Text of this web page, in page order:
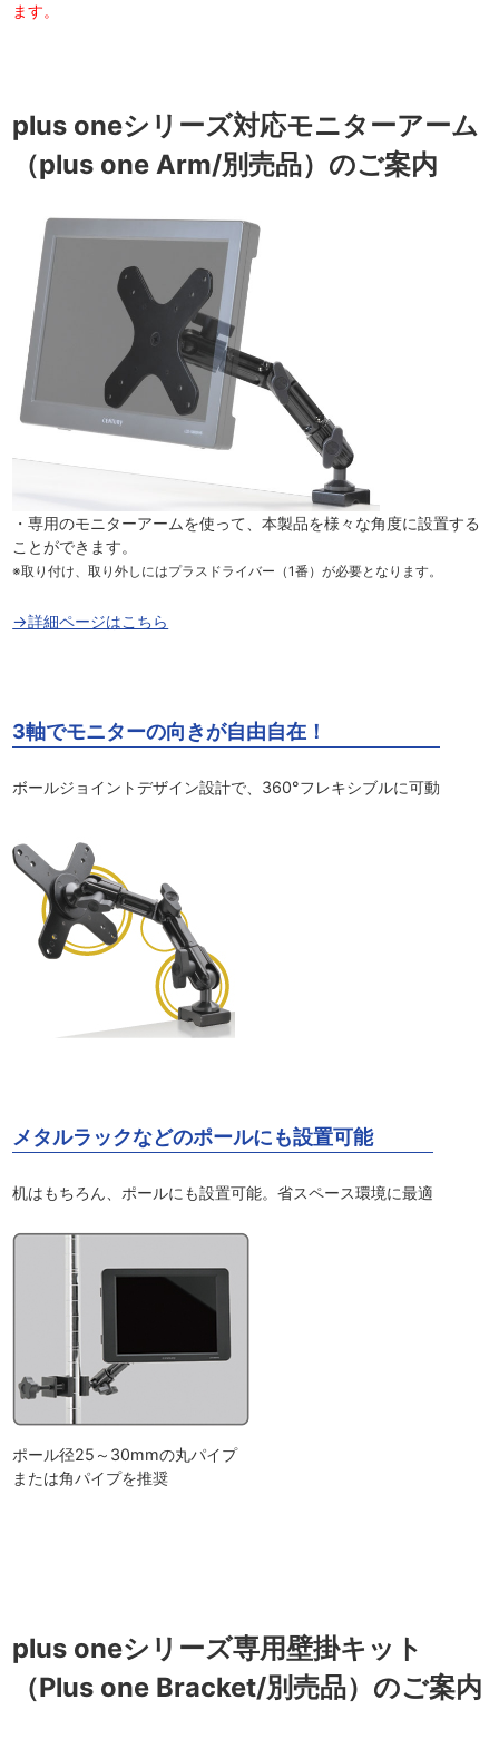
ます。
plus oneシリーズ対応モニターアーム
（plus one Arm/別売品）のご案内
・専用のモニターアームを使って、本製品を様々な角度に設置する
ことができます。
※取り付け、取り外しにはプラスドライバー（1番）が必要となります。
→詳細ページはこちら
3軸でモニターの向きが自由自在！
ボールジョイントデザイン設計で、360°フレキシブルに可動
メタルラックなどのポールにも設置可能
机はもちろん、ポールにも設置可能。省スペース環境に最適
ポール径25～30mmの丸パイプ
または角パイプを推奨
plus oneシリーズ専用壁掛キット
（Plus one Bracket/別売品）のご案内